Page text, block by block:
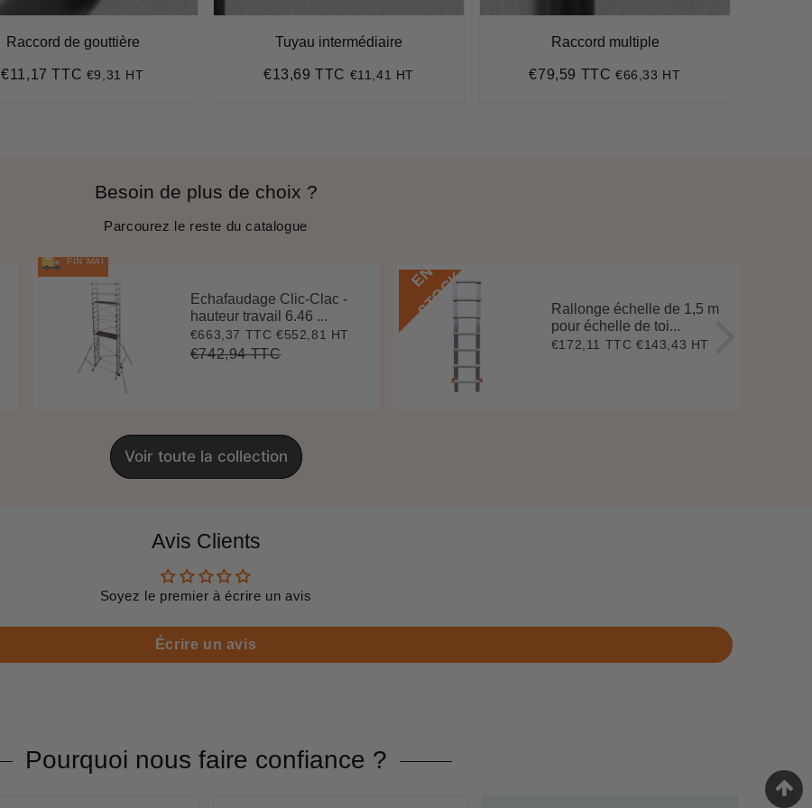
Raccord de gouttière
Prix
€11,17 TTC €11,17
€9,31 HT
Tuyau intermédiaire
Prix
€13,69 TTC €13,69
€11,41 HT
Raccord multiple
Prix
€79,59 TTC€79,59
€66,33 HT
Besoin de plus de choix ?
Parcourez le reste du catalogue
FIN MAI
Echafaudage Clic-Clac -
hauteur travail 6.46 ...
Prix
réduit
€663,37 TTC €663,37
€552,81 HT
Prix
€742,94 TTC€742,94
E
N
S
T
O
C
K
Rallonge échelle de 1,5 m
pour échelle de toi...
Prix
€172,11 TTC €172,11
€143,43 HT
Voir toute la collection
Avis Clients
Soyez le premier à écrire un avis
Écrire un avis
Pourquoi nous faire confiance ?